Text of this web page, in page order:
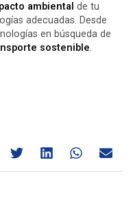
ambiental de tu
adecuadas. Desde
en búsqueda de
sostenible.